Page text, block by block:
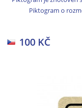
Piktogram o
100 KČ